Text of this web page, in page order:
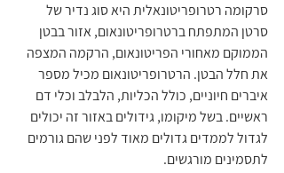
סרקומה רטרופריטונאלית היא סוג נדיר של
סרטן המתפתח ברטרופריטונאום, אזור בבטן
הממוקם מאחורי הפריטונאום, הרקמה המצפה
את חלל הבטן. הרטרופריטונאום מכיל מספר
איברים חיוניים, כולל הכליות, הלבלב וכלי דם
ראשיים. בשל מיקומו, גידולים באזור זה יכולים
לגדול לממדים גדולים מאוד לפני שהם גורמים
לתסמינים מורגשים.